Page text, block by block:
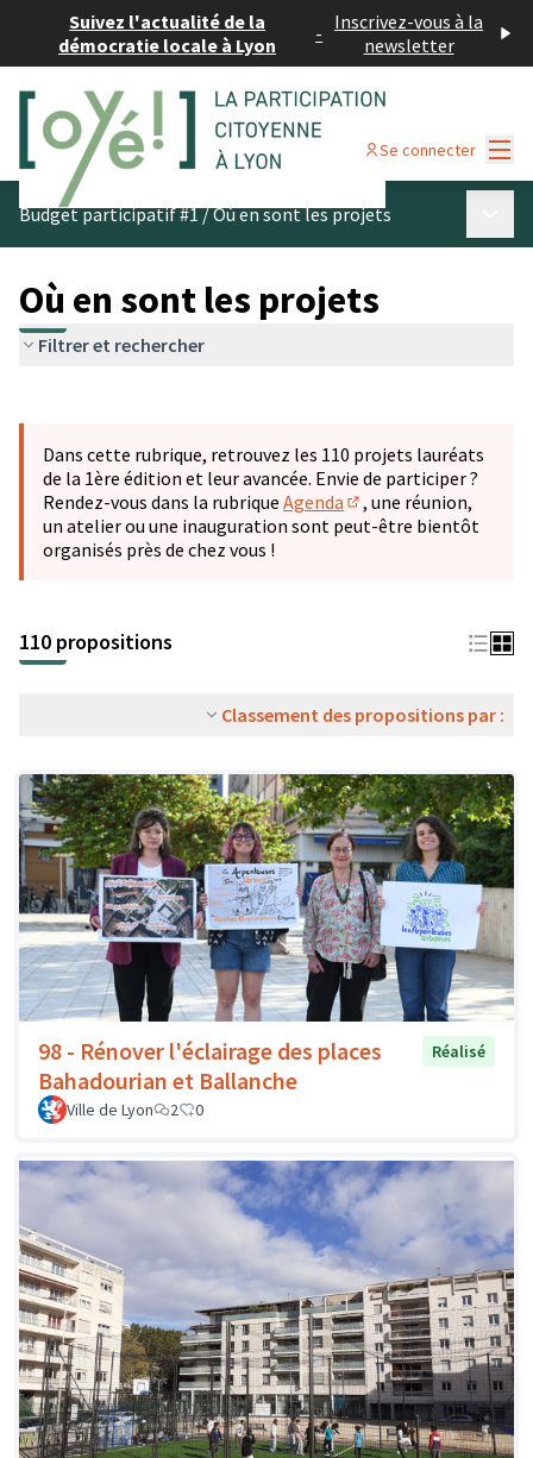
Suivez l'actualité de la
démocratie locale à Lyon
- Inscrivez-vous à la
newsletter
Se connecter
Budget participatif #1/Où en sont les projets
Où en sont les projets
Filtrer et rechercher
−
Dans cette rubrique, retrouvez les 110 projets lauréats
de la 1ère édition et leur avancée. Envie de participer ?
Rendez-vous dans la rubrique Agenda
(S'ouvre dans un
, une réunion,
un atelier ou une inauguration sont peut-être bientôt
organisés près de chez vous !
110 propositions
Classement des propositions par :
98 - Rénover l'éclairage des places
Bahadourian et Ballanche
Réalisé
Ville de Lyon 2 0